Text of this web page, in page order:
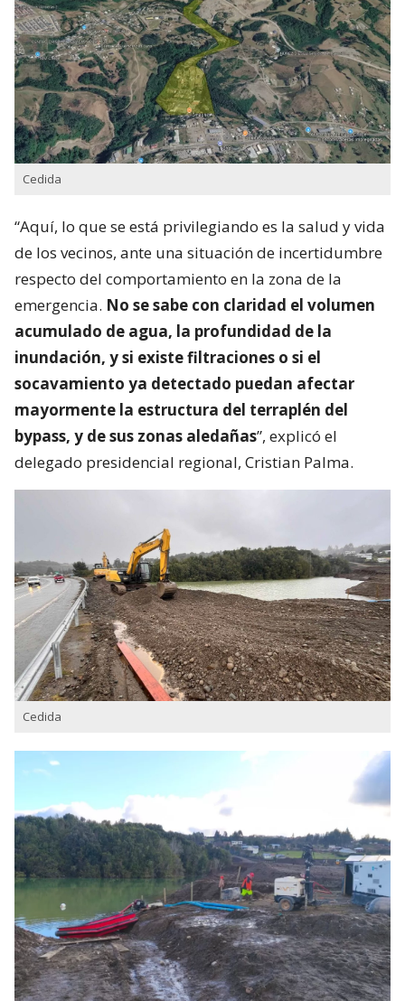
Cedida
“Aquí, lo que se está privilegiando es la salud y vida
de los vecinos, ante una situación de incertidumbre
respecto del comportamiento en la zona de la
emergencia. No se sabe con claridad el volumen
acumulado de agua, la profundidad de la
inundación, y si existe filtraciones o si el
socavamiento ya detectado puedan afectar
mayormente la estructura del terraplén del
bypass, y de sus zonas aledañas”, explicó el
delegado presidencial regional, Cristian Palma.
Cedida